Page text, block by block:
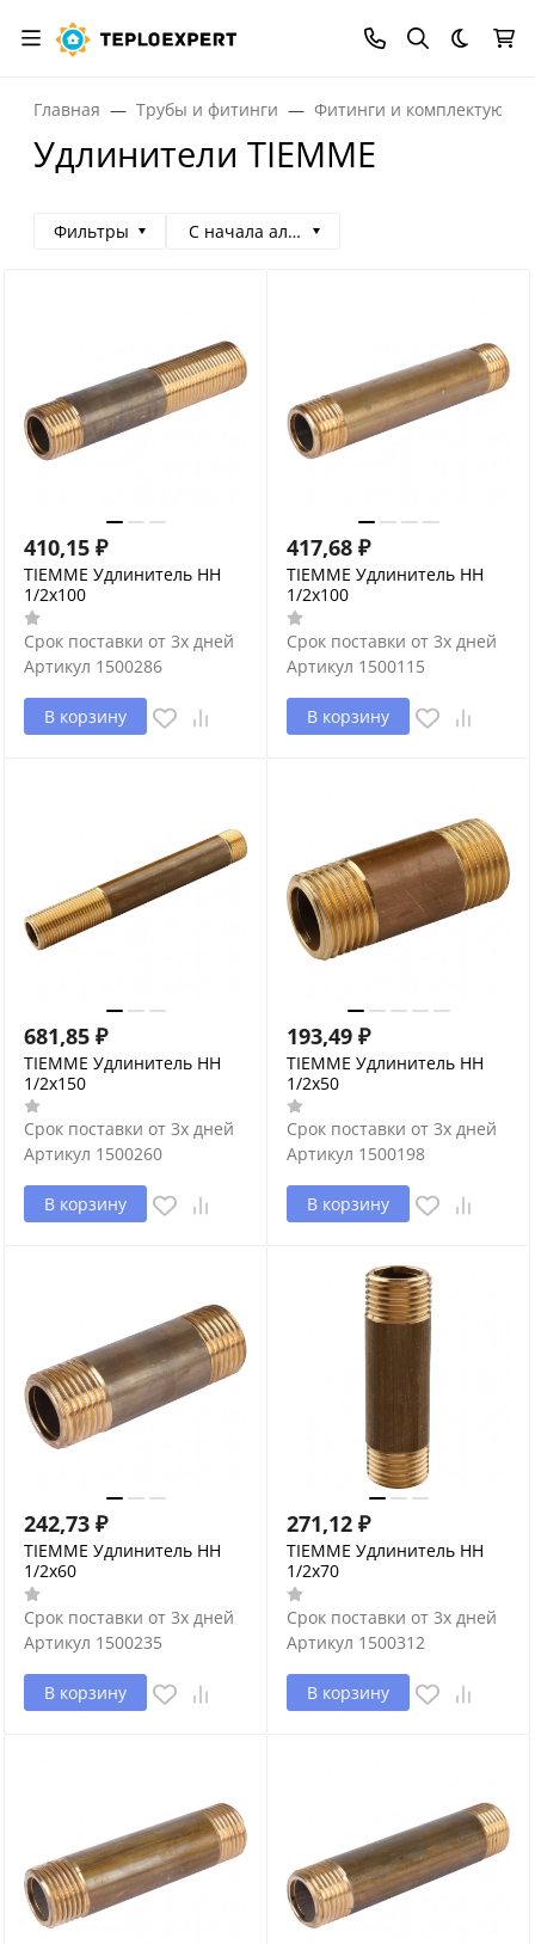
Темная
Главная Трубы и фитинги Фитинги и
Удлинители TIEMME
Фильтры С начала алфавита
410,15 ₽
TIEMME Удлинитель НН
1/2х100
Срок поставки от 3х дней
Артикул 1500286
В корзину
417,68 ₽
TIEMME Удлинитель НН
1/2х100
Срок поставки от 3х дней
Артикул 1500115
В корзину
681,85 ₽
TIEMME Удлинитель НН
1/2х150
Срок поставки от 3х дней
Артикул 1500260
В корзину
193,49 ₽
TIEMME Удлинитель НН
1/2х50
Срок поставки от 3х дней
Артикул 1500198
В корзину
242,73 ₽
TIEMME Удлинитель НН
1/2х60
Срок поставки от 3х дней
Артикул 1500235
В корзину
271,12 ₽
TIEMME Удлинитель НН
1/2х70
Срок поставки от 3х дней
Артикул 1500312
В корзину